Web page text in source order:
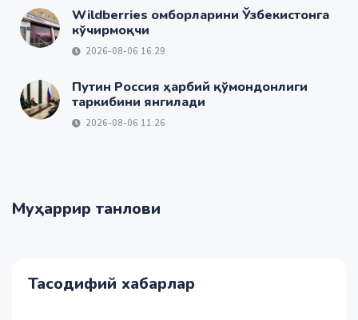
Wildberries омборларини Ўзбекистонга
кўчирмоқчи
2026-08-06 16:29
Путин Россия ҳарбий қўмондонлиги
таркибини янгилади
2026-08-06 11:26
Муҳаррир танлови
Тасодифий хабарлар